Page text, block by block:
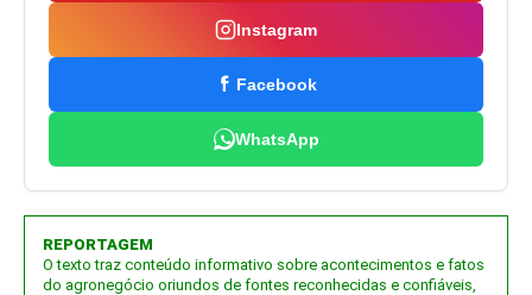
Instagram
Facebook
WhatsApp
REPORTAGEM
O texto traz conteúdo informativo sobre acontecimentos e fatos
do agronegócio oriundos de fontes reconhecidas e confiáveis,